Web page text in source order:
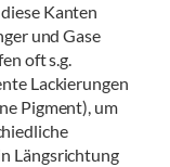
Kanten
und Gase
oft s.g.
Lackierungen
Pigment), um
Längsrichtung